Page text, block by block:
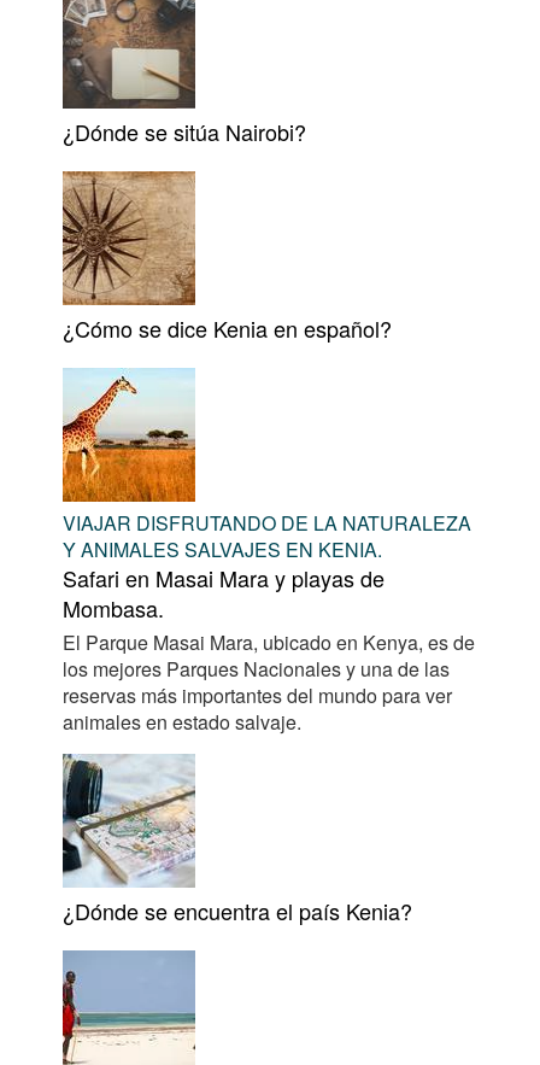
¿Dónde se sitúa Nairobi?
¿Cómo se dice Kenia en español?
VIAJAR DISFRUTANDO DE LA NATURALEZA
Y ANIMALES SALVAJES EN KENIA.
Safari en Masai Mara y playas de
Mombasa.
El Parque Masai Mara, ubicado en Kenya, es de
los mejores Parques Nacionales y una de las
reservas más importantes del mundo para ver
animales en estado salvaje.
¿Dónde se encuentra el país Kenia?